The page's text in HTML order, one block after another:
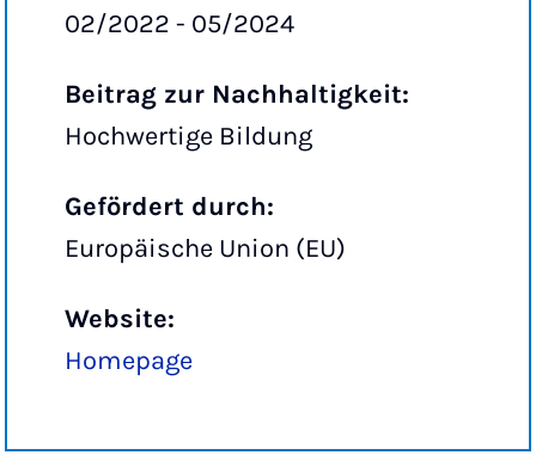
02/2022 - 05/2024
Beitrag zur Nachhaltigkeit:
Hochwertige Bildung
Gefördert durch:
Europäische Union (EU)
Website:
Homepage